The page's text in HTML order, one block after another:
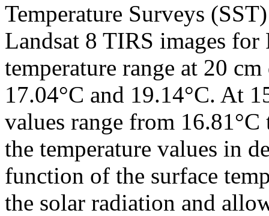
Temperature Surveys
Landsat 8 TIRS images for
temperature range at 20
17.04°C and 19.14°C. At
values range from
the temperature values in
function of the surface
the solar radiation and